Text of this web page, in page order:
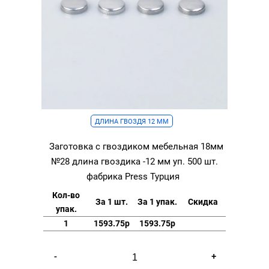
ДЛИНА ГВОЗДЯ 12 ММ
Заготовка с гвоздиком мебельная 18мм
№28 длина гвоздика -12 мм уп. 500 шт.
фабрика Press Турция
Кол-во
упак.
За 1 шт. За 1 упак. Скидка
1 1593.75р 1593.75р
-
товара
+